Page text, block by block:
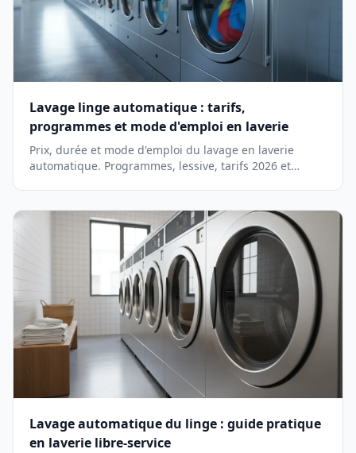
Lavage linge automatique : tarifs,
programmes et mode d'emploi en laverie
Prix, durée et mode d'emploi du lavage en laverie
automatique. Programmes, lessive, tarifs 2026 et
Lavage automatique du linge : guide pratique
en laverie libre-service